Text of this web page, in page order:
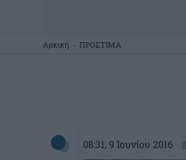
Αρχική - ΠΡΟΣΤΙΜΑ
08:31, 9 Ιουνίου 2016 ||